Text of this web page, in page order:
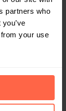
partners who
your use